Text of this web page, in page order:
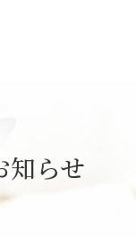
知らせ